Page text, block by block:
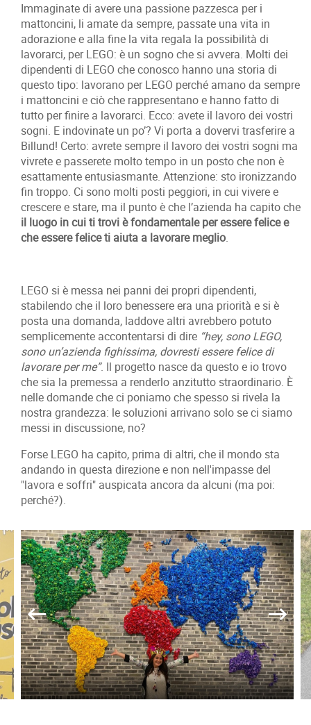
Immaginate di avere una passione pazzesca per i
mattoncini, li amate da sempre, passate una vita in
adorazione e alla fine la vita regala la possibilità di
lavorarci, per LEGO: è un sogno che si avvera. Molti dei
dipendenti di LEGO che conosco hanno una storia di
questo tipo: lavorano per LEGO perché amano da sempre
i mattoncini e ciò che rappresentano e hanno fatto di
tutto per finire a lavorarci. Ecco: avete il lavoro dei vostri
sogni. E indovinate un po’? Vi porta a dovervi trasferire a
Billund! Certo: avrete sempre il lavoro dei vostri sogni ma
vivrete e passerete molto tempo in un posto che non è
esattamente entusiasmante. Attenzione: sto ironizzando
fin troppo. Ci sono molti posti peggiori, in cui vivere e
crescere e stare, ma il punto è che l’azienda ha capito che
il luogo in cui ti trovi è fondamentale per essere felice e
che essere felice ti aiuta a lavorare meglio.
LEGO si è messa nei panni dei propri dipendenti,
stabilendo che il loro benessere era una priorità e si è
posta una domanda, laddove altri avrebbero potuto
semplicemente accontentarsi di dire “hey, sono LEGO,
sono un’azienda fighissima, dovresti essere felice di
lavorare per me”. Il progetto nasce da questo e io trovo
che sia la premessa a renderlo anzitutto straordinario. È
nelle domande che ci poniamo che spesso si rivela la
nostra grandezza: le soluzioni arrivano solo se ci siamo
messi in discussione, no?
Forse LEGO ha capito, prima di altri, che il mondo sta
andando in questa direzione e non nell'impasse del
"lavora e soffri" auspicata ancora da alcuni (ma poi:
perché?).